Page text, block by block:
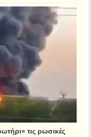
τις ρωσικές